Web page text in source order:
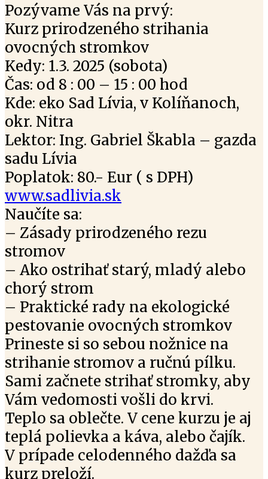
Pozývame Vás na prvý:
Kurz prirodzeného strihania
ovocných stromkov
Kedy: 1.3. 2025 (sobota)
Čas: od 8 : 00 – 15 : 00 hod
Kde: eko Sad Lívia, v Kolíňanoch,
okr. Nitra
Lektor: Ing. Gabriel Škabla – gazda
sadu Lívia
Poplatok: 80.- Eur ( s DPH)
www.sadlivia.sk
Naučíte sa:
– Zásady prirodzeného rezu
stromov
– Ako ostrihať starý, mladý alebo
chorý strom
– Praktické rady na ekologické
pestovanie ovocných stromkov
Prineste si so sebou nožnice na
strihanie stromov a ručnú pílku.
Sami začnete strihať stromky, aby
Vám vedomosti vošli do krvi.
Teplo sa oblečte. V cene kurzu je aj
teplá polievka a káva, alebo čajík.
V prípade celodenného dažďa sa
kurz preloží.